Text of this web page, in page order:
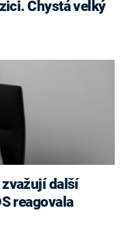
Chystá velký
reagovala